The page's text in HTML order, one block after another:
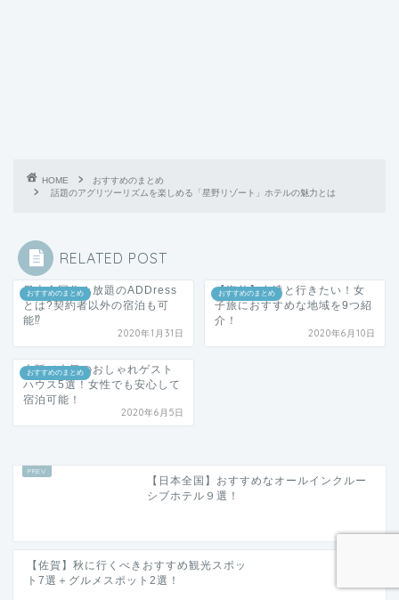
HOME
おすすめのまとめ
話題のアグリツーリズムを楽しめる「星野リゾート」ホテルの魅力とは
RELATED POST
おすすめのまとめ
日本全国住み放題のADDress
とは?契約者以外の宿泊も可
能⁉︎
2020年1月31日
おすすめのまとめ
【海外】友達と行きたい！女
子旅におすすめな地域を9つ紹
介！
2020年6月10日
おすすめのまとめ
大阪で人気のおしゃれゲスト
ハウス5選！女性でも安心して
宿泊可能！
2020年6月5日
【日本全国】おすすめなオールインクルー
シブホテル９選！
【佐賀】秋に行くべきおすすめ観光スポッ
ト7選＋グルメスポット2選！